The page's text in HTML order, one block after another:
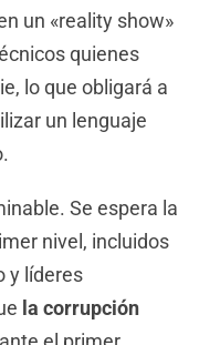
un «reality show»
quienes
lo que obligará a
un lenguaje
Se espera la
nivel, incluidos
y líderes
la corrupción